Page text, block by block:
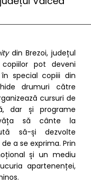
din Brezoi, județul
pot deveni
special copiii din
drumuri către
cursuri de
dar și programe
să cânte la
să-și dezvolte
a se exprima. Prin
și un mediu
apartenenței,